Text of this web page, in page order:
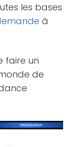
les bases
à
faire un
de